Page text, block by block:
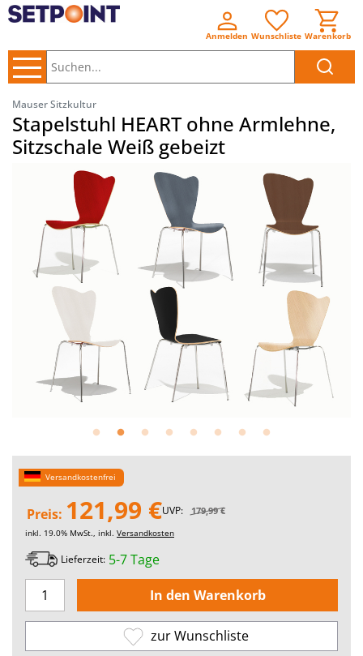
Anmelden Wunschliste Warenkorb
Mauser Sitzkultur
Stapelstuhl HEART ohne Armlehne,
Sitzschale Weiß gebeizt
Versandkostenfrei
Preis: 121,99 €UVP: 179,99 €
inkl. 19.0% MwSt., inkl. Versandkosten
Lieferzeit: 5-7 Tage
zur Wunschliste